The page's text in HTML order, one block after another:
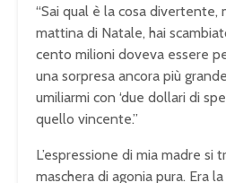
“Sai qual è la cosa divertente,
mattina di Natale, hai
cento milioni doveva essere
una sorpresa ancora più
umiliarmi con ‘due dollari di
quello vincente.”
L’espressione di mia madre si
maschera di agonia pura. Era